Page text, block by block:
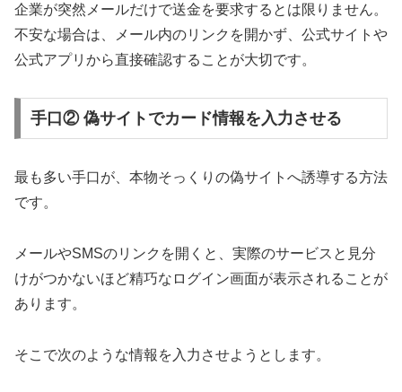
企業が突然メールだけで送金を要求するとは限りません。
不安な場合は、メール内のリンクを開かず、公式サイトや
公式アプリから直接確認することが大切です。
手口② 偽サイトでカード情報を入力させる
最も多い手口が、本物そっくりの偽サイトへ誘導する方法
です。
メールやSMSのリンクを開くと、実際のサービスと見分
けがつかないほど精巧なログイン画面が表示されることが
あります。
そこで次のような情報を入力させようとします。